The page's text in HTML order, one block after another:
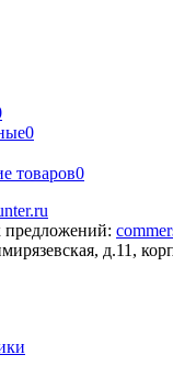
0
товаров0
предложений:
д.11,